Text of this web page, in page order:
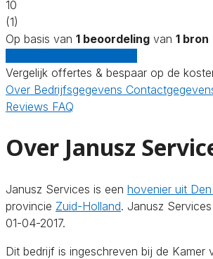
10
(1)
Op basis van 1 beoordeling van 1 bron
Vergelijk offertes & bespaar op de
Over Bedrijfsgegevens
Reviews FAQ
Over Janusz
Janusz Services is een hovenier uit
provincie Zuid-Holland. Janusz
01-04-2017.
Dit bedrijf is ingeschreven bij de Kamer